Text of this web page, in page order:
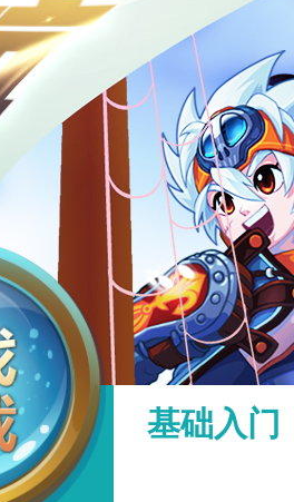
基础入门